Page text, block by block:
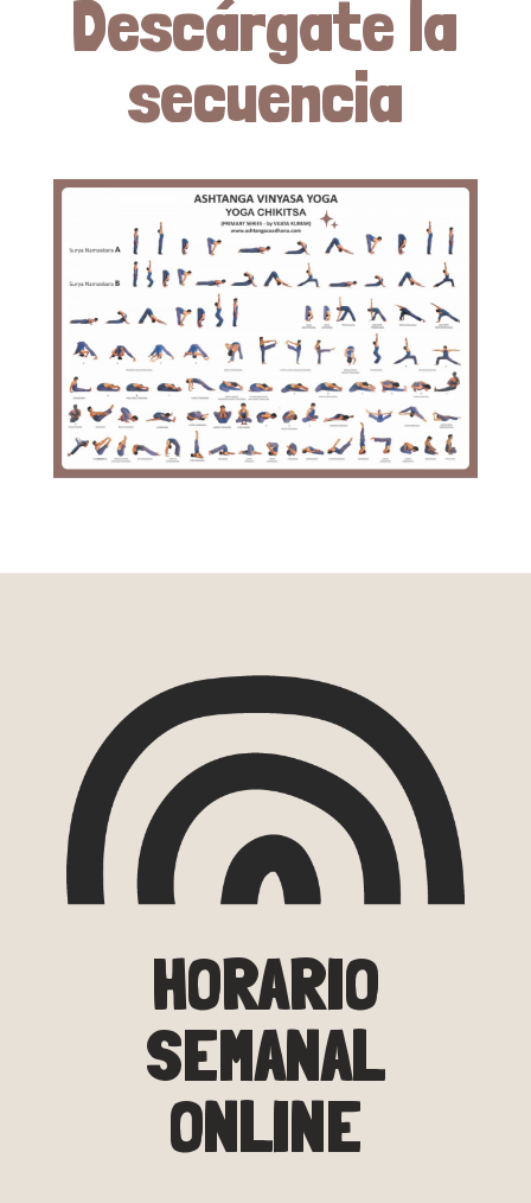
Descárgate la
secuencia
HORARIO
SEMANAL
ONLINE